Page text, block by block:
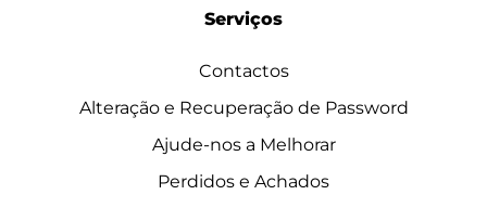
Serviços
Contactos
Alteração e Recuperação de Password
Ajude-nos a Melhorar
Perdidos e Achados